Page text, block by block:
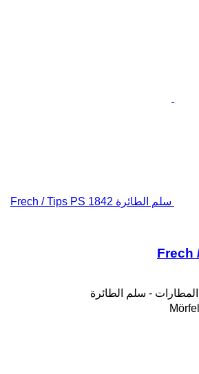
سلم الطائرة Frech / Tips PS 1842
Frech
- سلم الطائرة